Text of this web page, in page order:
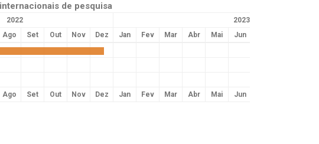
de pesquisa
2022
2023
Ago Set Out Nov Dez Jan Fev Mar Abr Mai Jun
Ago Set Out Nov Dez Jan Fev Mar Abr Mai Jun